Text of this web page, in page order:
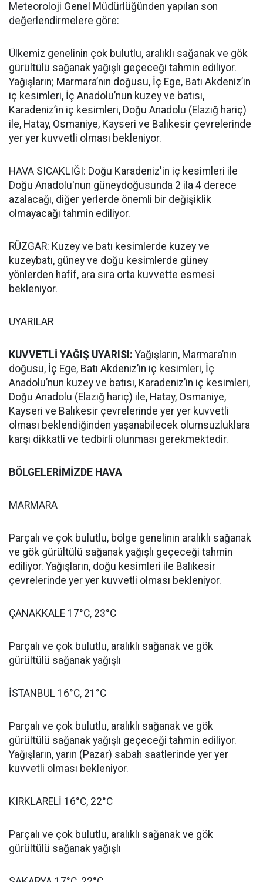
Meteoroloji Genel Müdürlüğünden yapılan son
değerlendirmelere göre:
Ülkemiz genelinin çok bulutlu, aralıklı sağanak ve gök
gürültülü sağanak yağışlı geçeceği tahmin ediliyor.
Yağışların; Marmara’nın doğusu, İç Ege, Batı Akdeniz’in
iç kesimleri, İç Anadolu’nun kuzey ve batısı,
Karadeniz’in iç kesimleri, Doğu Anadolu (Elazığ hariç)
ile, Hatay, Osmaniye, Kayseri ve Balıkesir çevrelerinde
yer yer kuvvetli olması bekleniyor.
HAVA SICAKLIĞI: Doğu Karadeniz'in iç kesimleri ile
Doğu Anadolu'nun güneydoğusunda 2 ila 4 derece
azalacağı, diğer yerlerde önemli bir değişiklik
olmayacağı tahmin ediliyor.
RÜZGAR: Kuzey ve batı kesimlerde kuzey ve
kuzeybatı, güney ve doğu kesimlerde güney
yönlerden hafif, ara sıra orta kuvvette esmesi
bekleniyor.
UYARILAR
KUVVETLİ YAĞIŞ UYARISI: Yağışların, Marmara’nın
doğusu, İç Ege, Batı Akdeniz’in iç kesimleri, İç
Anadolu’nun kuzey ve batısı, Karadeniz’in iç kesimleri,
Doğu Anadolu (Elazığ hariç) ile, Hatay, Osmaniye,
Kayseri ve Balıkesir çevrelerinde yer yer kuvvetli
olması beklendiğinden yaşanabilecek olumsuzluklara
karşı dikkatli ve tedbirli olunması gerekmektedir.
BÖLGELERİMİZDE HAVA
MARMARA
Parçalı ve çok bulutlu, bölge genelinin aralıklı sağanak
ve gök gürültülü sağanak yağışlı geçeceği tahmin
ediliyor. Yağışların, doğu kesimleri ile Balıkesir
çevrelerinde yer yer kuvvetli olması bekleniyor.
ÇANAKKALE 17°C, 23°C
Parçalı ve çok bulutlu, aralıklı sağanak ve gök
gürültülü sağanak yağışlı
İSTANBUL 16°C, 21°C
Parçalı ve çok bulutlu, aralıklı sağanak ve gök
gürültülü sağanak yağışlı geçeceği tahmin ediliyor.
Yağışların, yarın (Pazar) sabah saatlerinde yer yer
kuvvetli olması bekleniyor.
KIRKLARELİ 16°C, 22°C
Parçalı ve çok bulutlu, aralıklı sağanak ve gök
gürültülü sağanak yağışlı